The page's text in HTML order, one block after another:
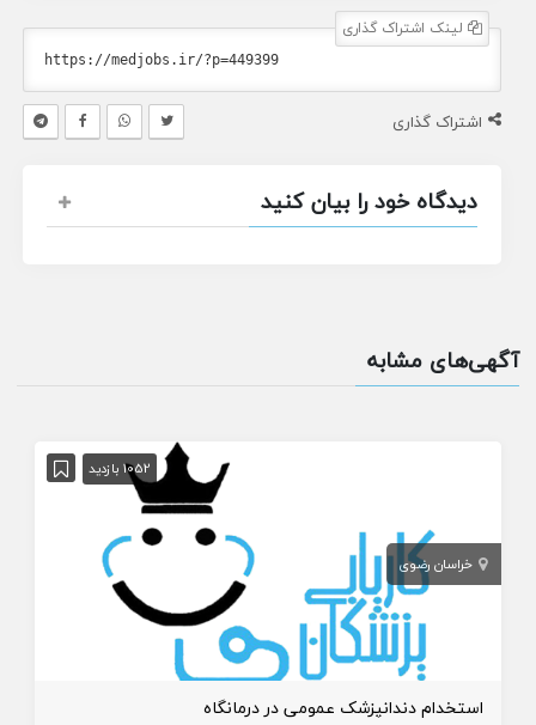
لینک اشتراک گذاری
اشتراک گذاری
دیدگاه خود را بیان کنید
آگهی‌های مشابه
1052 بازدید
خراسان رضوی
استخدام دندانپزشک عمومی در درمانگاه